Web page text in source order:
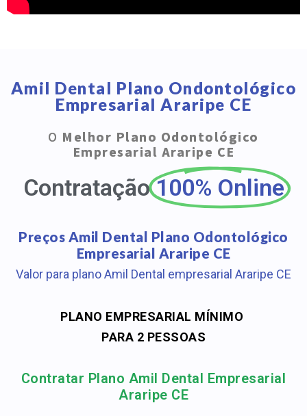
Amil Dental Plano Ondontológico
Empresarial Araripe CE
O Melhor Plano Odontológico
Empresarial Araripe CE
Contratação 100% Online
Preços Amil Dental Plano Odontológico
Empresarial Araripe CE
Valor para plano Amil Dental empresarial Araripe CE
PLANO EMPRESARIAL MÍNIMO
PARA 2 PESSOAS
Contratar Plano Amil Dental Empresarial
Araripe CE